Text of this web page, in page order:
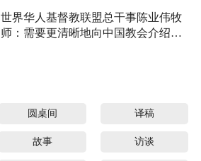
世界华人基督教联盟总干事陈业伟牧
师：需要更清晰地向中国教会介绍福
圆桌间 译稿
故事 访谈